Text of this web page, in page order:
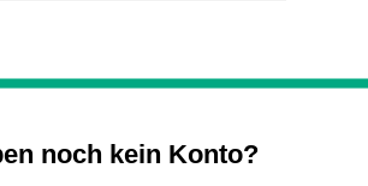
noch kein Konto?